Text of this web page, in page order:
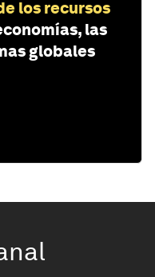
los recursos
las
globales